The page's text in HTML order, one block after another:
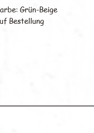
Grün-Beige
Bestellung